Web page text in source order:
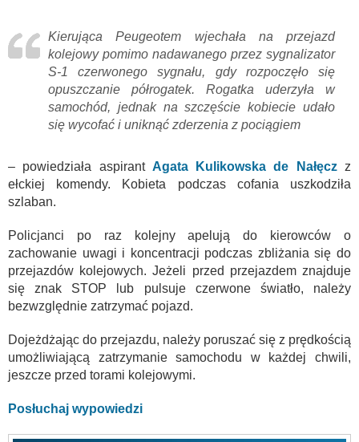
Kierująca Peugeotem wjechała na przejazd
kolejowy pomimo nadawanego przez sygnalizator
S-1 czerwonego sygnału, gdy rozpoczęło się
opuszczanie półrogatek. Rogatka uderzyła w
samochód, jednak na szczęście kobiecie udało
się wycofać i uniknąć zderzenia z pociągiem
– powiedziała aspirant Agata Kulikowska de Nałęczz
ełckiej komendy. Kobieta podczas cofania uszkodziła
szlaban.
Policjanci po raz kolejny apelują do kierowców o
zachowanie uwagi i koncentracji podczas zbliżania się do
przejazdów kolejowych. Jeżeli przed przejazdem znajduje
się znak STOP lub pulsuje czerwone światło, należy
bezwzględnie zatrzymać pojazd.
Dojeżdżając do przejazdu, należy poruszać się z prędkością
umożliwiającą zatrzymanie samochodu w każdej chwili,
jeszcze przed torami kolejowymi.
Posłuchaj wypowiedzi